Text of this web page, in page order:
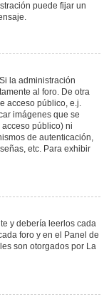
puede fijar un
la administración
al foro. De otra
acceso público, e.j.
imágenes que se
público) ni
de autenticación,
etc. Para exhibir
y debería leerlos cada
foro y en el Panel de
son otorgados por La